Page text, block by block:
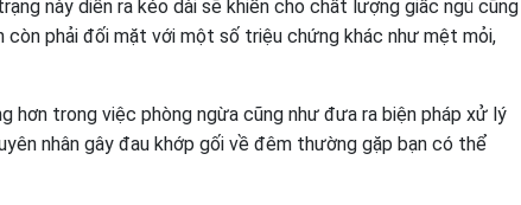
này diễn ra kéo dài sẽ khiến cho chất lượng giấc ngủ cũng
còn phải đối mặt với một số triệu chứng khác như mệt mỏi,
hơn trong việc phòng ngừa cũng như đưa ra biện pháp xử lý
nhân gây đau khớp gối về đêm thường gặp bạn có thể